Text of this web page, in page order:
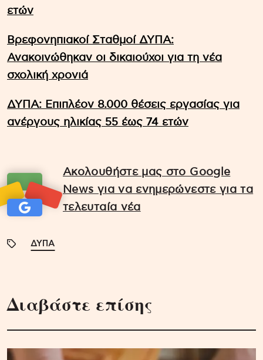
ετών
Βρεφονηπιακοί Σταθμοί ΔΥΠΑ:
Ανακοινώθηκαν οι δικαιούχοι για τη νέα
σχολική χρονιά
ΔΥΠΑ: Επιπλέον 8.000 θέσεις εργασίας για
ανέργους ηλικίας 55 έως 74 ετών
Ακολουθήστε μας στο Google
News για να ενημερώνεστε για τα
τελευταία νέα
ΔΥΠΑ
Διαβάστε επίσης